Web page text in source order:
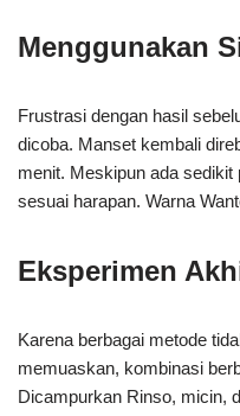
Menggunakan
Frustrasi dengan hasil
dicoba. Manset kembali
menit. Meskipun ada sedikit
sesuai harapan. Warna
Eksperimen
Karena berbagai metode
memuaskan, kombinasi
Dicampurkan Rinso, micin,